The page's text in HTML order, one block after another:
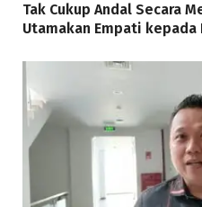
Tak Cukup Andal Secara
Utamakan Empati kepada